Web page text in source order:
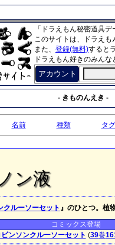
「ドラえもん秘密道具
このサイトは、ドラえ
また、 登録(無料)すると
ドラえもん好きのみん
アカウント
- きものんえき -
名前 種類 タグ
ン液
クルーソーセット 』のひとつ。植
コミックス登場
ビンソンクルーソーセット (39巻